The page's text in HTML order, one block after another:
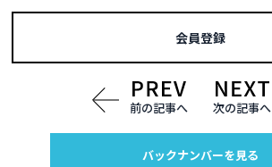
会員登録
前の記事へ 次の記事へ
バックナンバーを見る